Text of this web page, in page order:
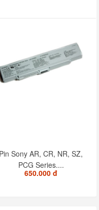
Pin Sony AR, CR, NR, SZ,
PCG Series....
650.000 đ